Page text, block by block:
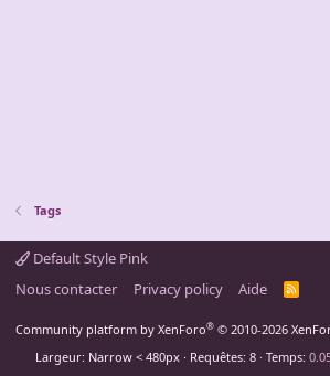
Tags
Default Style Pink
Nous contacter
Privacy policy Aide
R
Community platform by XenForo® © 2010-2026
Largeur
Requêtes 8 Temps